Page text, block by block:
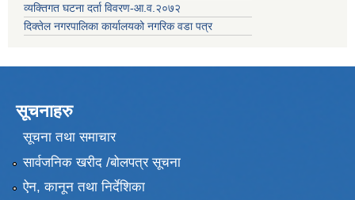
व्यक्तिगत घटना दर्ता विवरण-आ.व.२०७२
दिक्तेल नगरपालिका कार्यालयको नगरिक वडा पत्र
सूचनाहरु
सूचना तथा समाचार
सार्वजनिक खरीद /बोलपत्र सूचना
ऐन, कानून तथा निर्देशिका